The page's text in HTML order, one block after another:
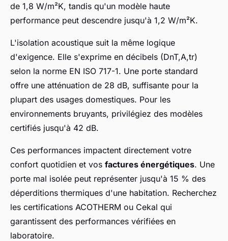
de 1,8 W/m²K, tandis qu'un modèle haute
performance peut descendre jusqu'à 1,2 W/m²K.
L'isolation acoustique suit la même logique
d'exigence. Elle s'exprime en décibels (DnT,A,tr)
selon la norme EN ISO 717-1. Une porte standard
offre une atténuation de 28 dB, suffisante pour la
plupart des usages domestiques. Pour les
environnements bruyants, privilégiez des modèles
certifiés jusqu'à 42 dB.
Ces performances impactent directement votre
confort quotidien et vos factures énergétiques. Une
porte mal isolée peut représenter jusqu'à 15 % des
déperditions thermiques d'une habitation. Recherchez
les certifications ACOTHERM ou Cekal qui
garantissent des performances vérifiées en
laboratoire.